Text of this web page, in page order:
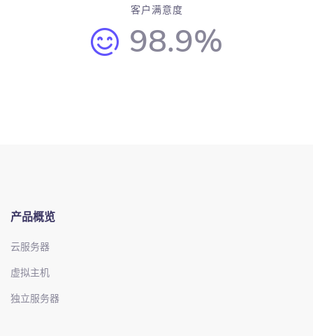
客户满意度
98.9%
产品概览
云服务器
虚拟主机
独立服务器